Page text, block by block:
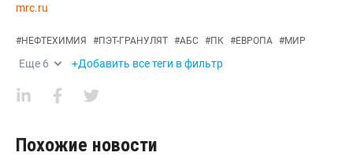
mrc.ru
#НЕФТЕХИМИЯ #ПЭТ-ГРАНУЛЯТ #АБС #ПК #ЕВРОПА #МИР
Еще 6 +Добавить все теги в фильтр
Похожие новости